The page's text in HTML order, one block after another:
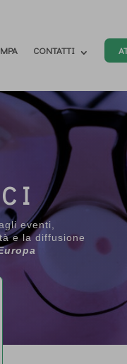
CONTATTI
eventi,
e la diffusione